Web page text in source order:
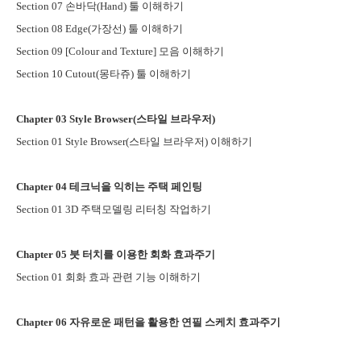
Section 07 손바닥(Hand) 툴 이해하기
Section 08 Edge(가장선) 툴 이해하기
Section 09 [Colour and Texture] 모음 이해하기
Section 10 Cutout(몽타쥬) 툴 이해하기
Chapter 03 Style Browser(스타일 브라우저)
Section 01 Style Browser(스타일 브라우저) 이해하기
Chapter 04 테크닉을 익히는 주택 페인팅
Section 01 3D 주택모델링 리터칭 작업하기
Chapter 05 붓 터치를 이용한 회화 효과주기
Section 01 회화 효과 관련 기능 이해하기
Chapter 06 자유로운 패턴을 활용한 연필 스케치 효과주기